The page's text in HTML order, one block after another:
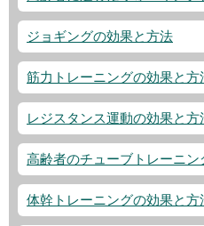
ジョギングの効果と方法
筋力トレーニングの効果と方
レジスタンス運動の効果と方
高齢者のチューブトレーニ
体幹トレーニングの効果と方